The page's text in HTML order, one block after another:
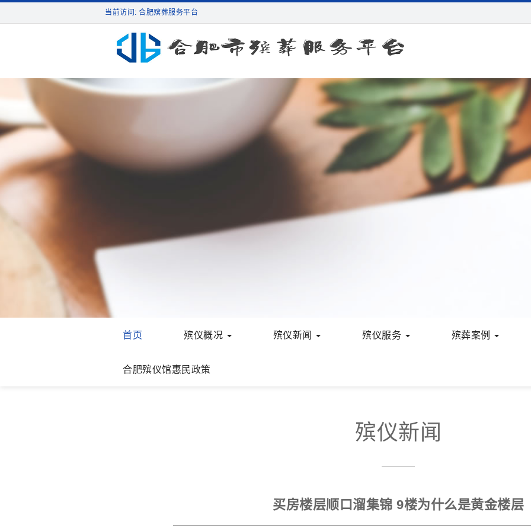
当前访问: 合肥殡葬服务平台
首页 殡仪概况 殡仪新闻 殡仪服务 殡葬案例
合肥殡仪馆惠民政策
殡仪新闻
买房楼层顺口溜集锦 9楼为什么是黄金楼层